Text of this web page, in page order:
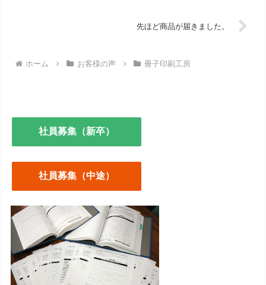
先ほど商品が届きました。
ホーム お客様の声 冊子印刷工房
社員募集（新卒）
社員募集（中途）